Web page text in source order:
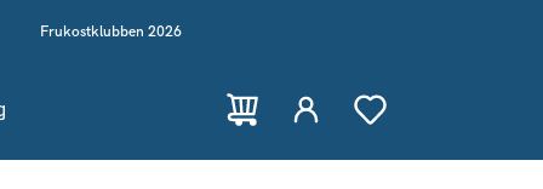
Frukostklubben 2026